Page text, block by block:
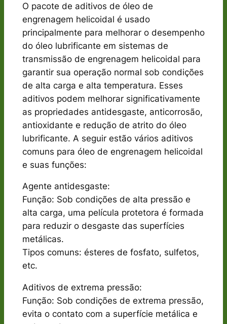
O pacote de aditivos de óleo de
engrenagem helicoidal é usado
principalmente para melhorar o desempenho
do óleo lubrificante em sistemas de
transmissão de engrenagem helicoidal para
garantir sua operação normal sob condições
de alta carga e alta temperatura. Esses
aditivos podem melhorar significativamente
as propriedades antidesgaste, anticorrosão,
antioxidante e redução de atrito do óleo
lubrificante. A seguir estão vários aditivos
comuns para óleo de engrenagem helicoidal
e suas funções:
Agente antidesgaste:
Função: Sob condições de alta pressão e
alta carga, uma película protetora é formada
para reduzir o desgaste das superfícies
metálicas.
Tipos comuns: ésteres de fosfato, sulfetos,
etc.
Aditivos de extrema pressão:
Função: Sob condições de extrema pressão,
evita o contato com a superfície metálica e